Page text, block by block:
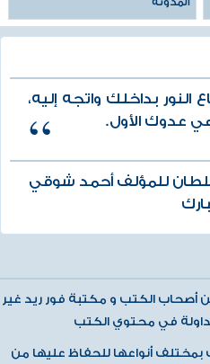
بداخلك واتجه إليه،
عدوك الأول.
للمؤلف أحمد شوقي
أصحاب الكتب و مكتبة فور ريد غير
في محتوي الكتب
أنواعها للحفاظ عليها من